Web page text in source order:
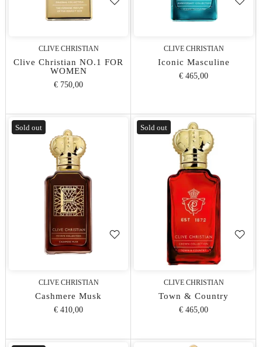
CLIVE CHRISTIAN
Clive Christian NO.1 FOR
WOMEN
€ 750,00
CLIVE CHRISTIAN
Iconic Masculine
€ 465,00
Sold out
CLIVE CHRISTIAN
Cashmere Musk
€ 410,00
Sold out
CLIVE CHRISTIAN
Town & Country
€ 465,00